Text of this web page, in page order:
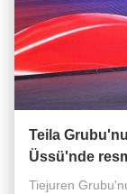
Teila
Üssü'nde
Tiejuren